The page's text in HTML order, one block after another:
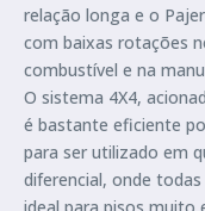
relação longa e o
com baixas rotações
combustível e na
O sistema 4X4,
é bastante eficiente
para ser utilizado em
diferencial, onde